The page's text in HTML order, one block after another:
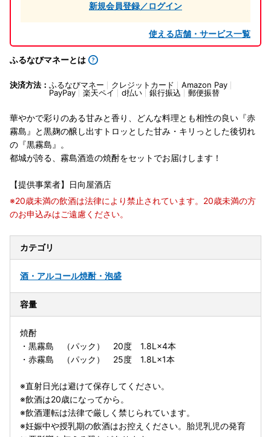
新規会員登録／ログイン
使える店舗・サービス一覧
ふるなびマネーとは
決済方法： ふるなびマネー クレジットカード
Amazon Pay
PayPay
楽天ペイ d払い 銀行振込 郵便振替
華やかで彩りのある甘みと香り、どんな料理とも相性の良い『赤
霧島』と黒麹の醸し出すトロッとした甘み・キリっとした後切れ
の『黒霧島』。
都城が誇る、霧島酒造の焼酎をセットでお届けします！
【提供事業者】日向屋酒店
※20歳未満の飲酒は法律により禁止されています。20歳未満の方
のお申込みはご遠慮ください。
カテゴリ
酒・アルコール焼酎・泡盛
容量
焼酎
・黒霧島 （パック） 20度 1.8L×4本
・赤霧島 （パック） 25度 1.8L×1本
※直射日光は避けて保存してください。
※飲酒は20歳になってから。
※飲酒運転は法律で厳しく禁じられています。
※妊娠中や授乳期の飲酒はお控えください。胎児乳児の発育